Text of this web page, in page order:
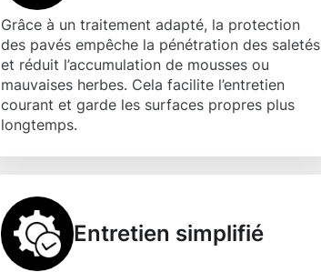
Grâce à un traitement adapté, la protection
des pavés empêche la pénétration des saletés
et réduit l’accumulation de mousses ou
mauvaises herbes. Cela facilite l’entretien
courant et garde les surfaces propres plus
longtemps.
Entretien simplifié